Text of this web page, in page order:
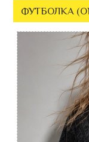
ФУТБОЛКА